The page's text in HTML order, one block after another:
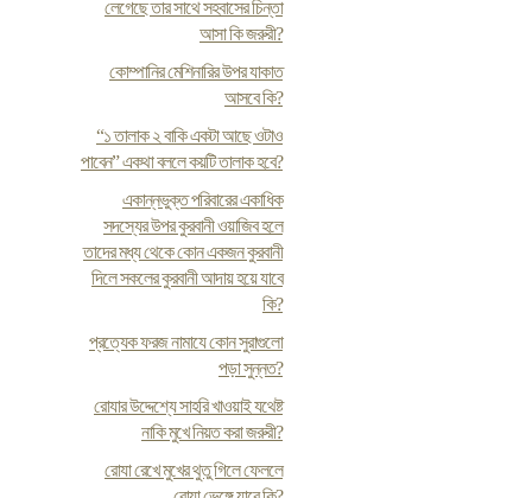
লেগেছে তার সাথে সহবাসের চিন্তা
আসা কি জরুরী?
কোম্পানির মেশিনারির উপর যাকাত
আসবে কি?
“১ তালাক ২ বাকি একটা আছে ওটাও
পাবেন” একথা বললে কয়টি তালাক হবে?
একান্নভুক্ত পরিবারের একাধিক
সদস্যের উপর কুরবানী ওয়াজিব হলে
তাদের মধ্য থেকে কোন একজন কুরবানী
দিলে সকলের কুরবানী আদায় হয়ে যাবে
কি?
প্রত্যেক ফরজ নামাযে কোন সুরাগুলো
পড়া সুন্নত?
রোযার উদ্দেশ্যে সাহরি খাওয়াই যথেষ্ট
নাকি মুখে নিয়ত করা জরুরী?
রোযা রেখে মুখের থুতু গিলে ফেললে